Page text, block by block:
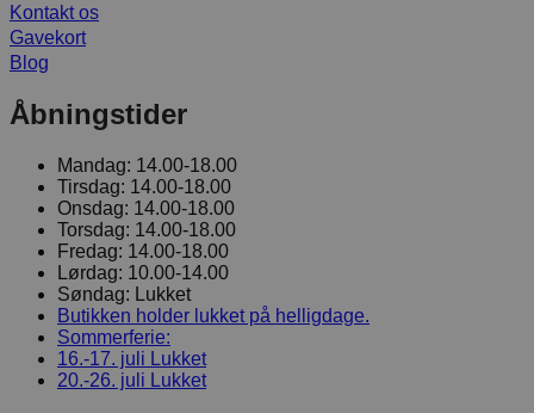
Kontakt os
Gavekort
Blog
Åbningstider
Mandag: 14.00-18.00
Tirsdag: 14.00-18.00
Onsdag: 14.00-18.00
Torsdag: 14.00-18.00
Fredag: 14.00-18.00
Lørdag: 10.00-14.00
Søndag: Lukket
Butikken holder lukket på helligdage.
Sommerferie:
16.-17. juli Lukket
20.-26. juli Lukket